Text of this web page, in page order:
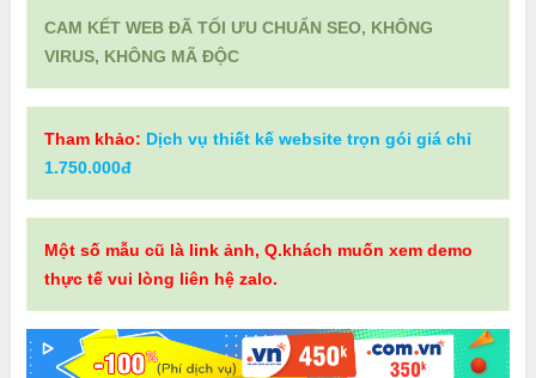
CAM KẾT WEB ĐÃ TỐI ƯU CHUẨN SEO, KHÔNG
VIRUS, KHÔNG MÃ ĐỘC
Tham khảo: Dịch vụ thiết kế website trọn gói giá chỉ
1.750.000đ
Một số mẫu cũ là link ảnh, Q.khách muốn xem demo
thực tế vui lòng liên hệ zalo.